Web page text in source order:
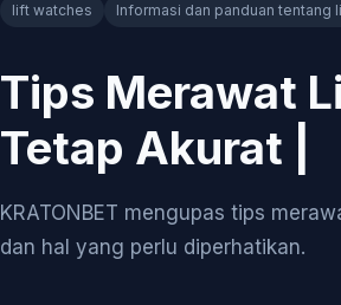
lift watches Informasi dan panduan tentang
Tips Merawat
Tetap Akurat |
KRATONBET mengupas tips
dan hal yang perlu diperhatikan.